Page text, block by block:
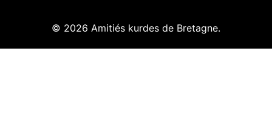
© 2026 Amitiés kurdes de Bretagne.